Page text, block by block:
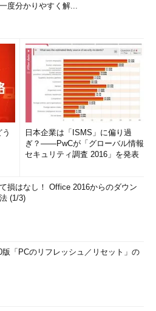
度分かりやすく解...
日本企業は「ISMS」に偏り過
ぎ？――PwCが「グローバル情報
セキュリティ調査 2016」を発表
損はなし！ Office 2016からのダウン
(1/3)
版「PCのリフレッシュ／リセット」の